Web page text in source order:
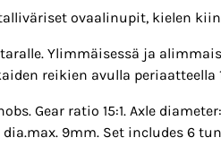
ovaalinupit, kielen
Ylimmäisessä ja
reikien avulla periaatteella
Gear ratio 15:1. Axle
9mm. Set includes 6